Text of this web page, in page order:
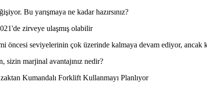
Bu yarışmaya ne kadar hazırsınız?
zirveye ulaşmış olabilir
öncesi seviyelerinin çok üzerinde kalmaya devam ediyor,
sizin marjinal avantajınız nedir?
Kumandalı Forklift Kullanmayı Planlıyor